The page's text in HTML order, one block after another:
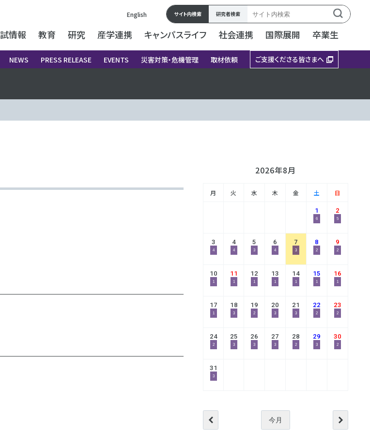
English サイト内検索 研究者検索
情報 教育 研究 産学連携 キャンパスライフ 社会連携 国際展開 卒業生
NEWS PRESS RELEASE EVENTS 災害対策・危機管理 取材依頼 ご支援くださる皆さまへ
2026年8月
月 火 水 木 金 土 日
1
6
2
5
3
4
4
4
5
3
6
4
7
3
8
2
9
2
10
1
11
1
12
1
13
1
14
1
15
1
16
1
17
1
18
3
19
2
20
3
21
3
22
2
23
2
24
2
25
3
26
3
27
3
28
2
29
3
30
2
31
3
今月